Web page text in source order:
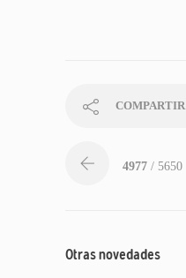
COMPARTIR
4977 / 5650
Otras novedades